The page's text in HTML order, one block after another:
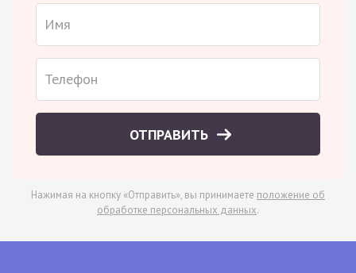
ОТПРАВИТЬ
Нажимая на кнопку «Отправить», вы принимаете положение об
обработке персональных данных.